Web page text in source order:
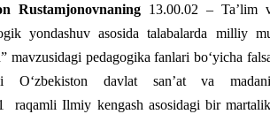
Rustamjonovnaning 13.00.02 – Ta’lim
yondashuv asosida talabalarda milliy
mavzusidagi pedagogika fanlari bo‘yicha
O‘zbekiston davlat san’at va
raqamli Ilmiy kengash asosidagi bir